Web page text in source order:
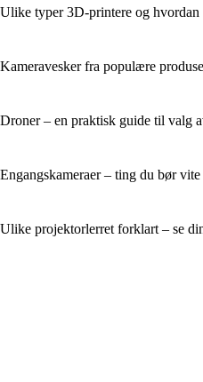
Ulike typer 3D-printere og hvordan
Kameravesker fra populære
Droner – en praktisk guide til valg
Engangskameraer – ting du bør
Ulike projektorlerret forklart – se